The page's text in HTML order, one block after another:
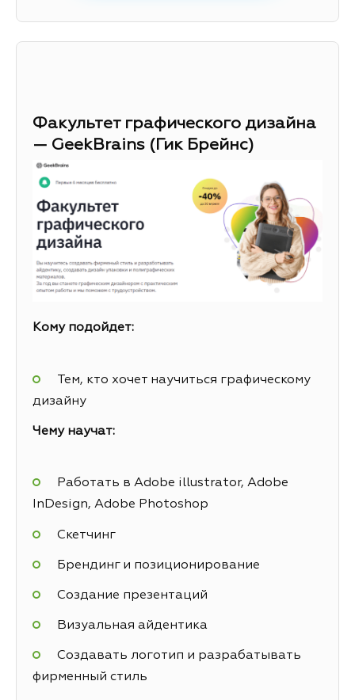
Факультет графического дизайна
— GeekBrains (Гик Брейнс)
Кому подойдет:
Тем, кто хочет научиться графическому
дизайну
Чему научат:
Работать в Adobe illustrator, Adobe
InDesign, Adobe Photoshop
Скетчинг
Брендинг и позиционирование
Создание презентаций
Визуальная айдентика
Создавать логотип и разрабатывать
фирменный стиль